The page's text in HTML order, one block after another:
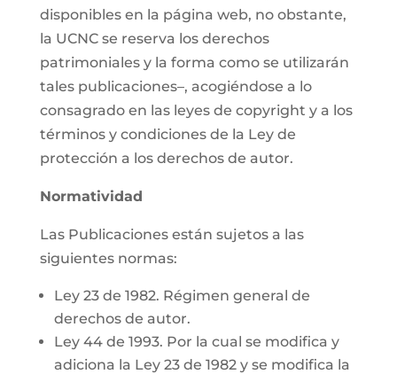
disponibles en la página web, no obstante,
la UCNC se reserva los derechos
patrimoniales y la forma como se utilizarán
tales publicaciones–, acogiéndose a lo
consagrado en las leyes de copyright y a los
términos y condiciones de la Ley de
protección a los derechos de autor.
Normatividad
Las Publicaciones están sujetos a las
siguientes normas:
Ley 23 de 1982. Régimen general de
derechos de autor.
Ley 44 de 1993. Por la cual se modifica y
adiciona la Ley 23 de 1982 y se modifica la